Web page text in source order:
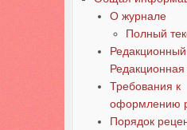
О журнале
Полный
Редакционная
Требования к
оформлению
Порядок